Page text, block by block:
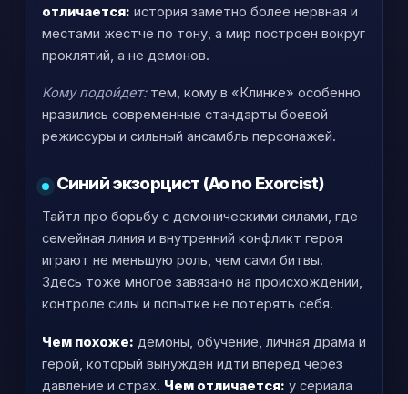
отличается: история заметно более нервная и
местами жестче по тону, а мир построен вокруг
проклятий, а не демонов.
Кому подойдет:тем, кому в «Клинке» особенно
нравились современные стандарты боевой
режиссуры и сильный ансамбль персонажей.
Синий экзорцист (Ao no Exorcist)
Тайтл про борьбу с демоническими силами, где
семейная линия и внутренний конфликт героя
играют не меньшую роль, чем сами битвы.
Здесь тоже многое завязано на происхождении,
контроле силы и попытке не потерять себя.
Чем похоже: демоны, обучение, личная драма и
герой, который вынужден идти вперед через
давление и страх. Чем отличается: у сериала